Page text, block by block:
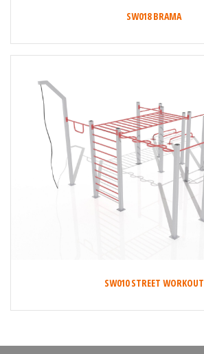
SW018 BRAMA
SW010 STREET WORKOUT